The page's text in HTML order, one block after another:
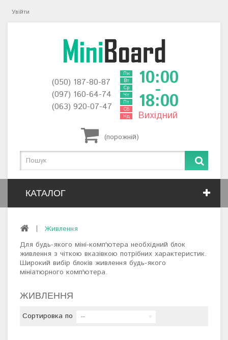
Увійти
(порожній)
(050) 187-80-87
(097) 160-64-74
(063) 920-07-47
Пн
Вт
Ср
Чт
Пт
Сб
Нд
10:00
-
18:00
Вихідний
КАТАЛОГ
Живлення
Для будь-якого міні-комп'ютера необхідний блок
живлення з чіткою вказівкою потрібних характеристик.
Широкий вибір блоків живлення будь-якого
мініатюрного комп'ютера.
ЖИВЛЕННЯ
Сортировка по --